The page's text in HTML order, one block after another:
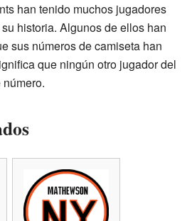
han tenido muchos jugadores
historia. Algunos de ellos han
sus números de camiseta han
que ningún otro jugador del